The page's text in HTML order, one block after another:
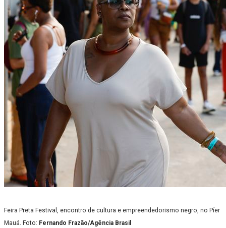
Feira Preta Festival, encontro de cultura e empreendedorismo negro, no Píer
Mauá. Foto: Fernando Frazão/Agência Brasil